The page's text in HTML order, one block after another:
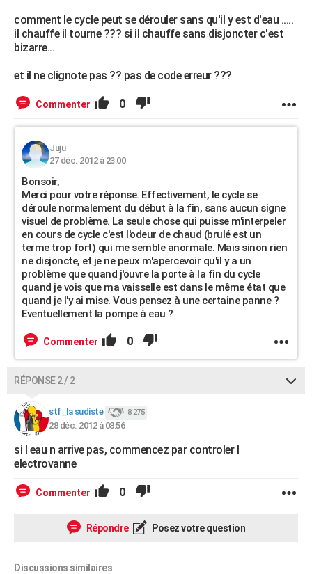
Bricolage
Lifestyle
Culture
Sport
Auto
Television
Voyage
Cinema
comment le cycle peut se dérouler sans qu'il y est d'eau .....
il chauffe il tourne ??? si il chauffe sans disjoncter c'est
bizarre...
et il ne clignote pas ?? pas de code erreur ???
Commenter 0
Juju
27 déc. 2012 à 23:00
Bonsoir,
Merci pour votre réponse. Effectivement, le cycle se
déroule normalement du début à la fin, sans aucun signe
visuel de problème. La seule chose qui puisse m'interpeler
en cours de cycle c'est l'odeur de chaud (brulé est un
terme trop fort) qui me semble anormale. Mais sinon rien
ne disjoncte, et je ne peux m'apercevoir qu'il y a un
problème que quand j'ouvre la porte à la fin du cycle
quand je vois que ma vaisselle est dans le même état que
quand je l'y ai mise. Vous pensez à une certaine panne ?
Eventuellement la pompe à eau ?
Commenter 0
RÉPONSE 2 / 2
stf_la sudiste 8 275
28 déc. 2012 à 08:56
si l eau n arrive pas, commencez par controler l
electrovanne
Commenter 0
Répondre Posez votre question
Discussions similaires